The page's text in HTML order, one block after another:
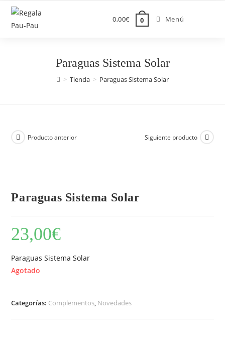
Saltar
contenido
0,00€ 0 Menú
Paraguas Sistema Solar
> Tienda > Paraguas Sistema Solar
Producto anterior Siguiente producto
Paraguas Sistema Solar
23,00€
Paraguas Sistema Solar
Agotado
Categorías: Complementos, Novedades